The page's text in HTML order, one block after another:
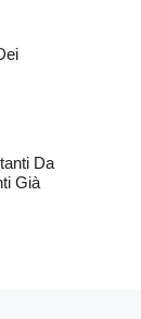
Da
Già